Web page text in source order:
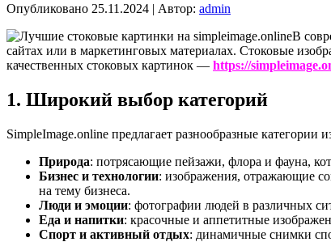
Опубликовано 25.11.2024 | Автор: admin
В
сайтах или в маркетинговых материалах. Стоковые
качественных стоковых картинок — https://
1. Широкий выбор категорий
SimpleImage.online предлагает разнообразные
Природа: потрясающие пейзажи, флора и фауна,
Бизнес и технологии: изображения, отражающие
на тему бизнеса.
Люди и эмоции: фотографии людей в различных
Еда и напитки: красочные и аппетитные
Спорт и активный отдых: динамичные снимки